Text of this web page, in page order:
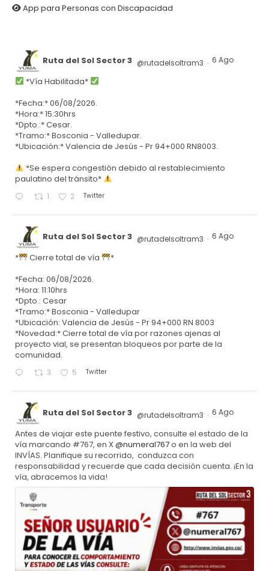
App para Personas con Discapacidad
Ruta del Sol Sector 3 @rutadelsoltram3 · 6 Ago
*Vía Habilitada*
*Fecha:* 06/08/2026.
*Hora:* 15:30hrs
*Dpto.:* Cesar.
*Tramo:* Bosconia - Valledupar.
*Ubicación:* Valencia de Jesús - Pr 94+000 RN8003.
*Se espera congestión debido al restablecimiento
paulatino del tránsito*
1 2 Twitter
Ruta del Sol Sector 3 @rutadelsoltram3 · 6 Ago
* Cierre total de vía
*
*Fecha: 06/08/2026.
*Hora: 11:10hrs
*Dpto.: Cesar
*Tramo:* Bosconia - Valledupar
*Ubicación: Valencia de Jesús - Pr 94+000 RN 8003
*Novedad:* Cierre total de vía por razones ajenas al
proyecto vial, se presentan bloqueos por parte de la
comunidad.
3 5 Twitter
Ruta del Sol Sector 3 @rutadelsoltram3 · 6 Ago
Antes de viajar este puente festivo, consulte el estado de la
vía marcando #767, en X@numeral767o en la web del
INVÍAS. Planifique su recorrido, conduzca con
responsabilidad y recuerde que cada decisión cuenta. ¡En la
vía, abracemos la vida!